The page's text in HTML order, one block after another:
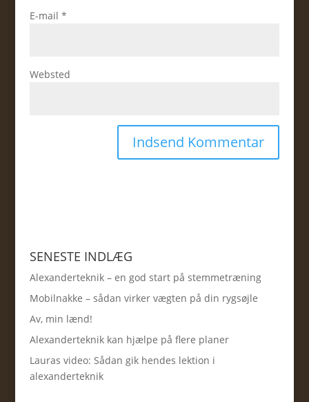
E-mail *
Websted
SENESTE INDLÆG
Alexanderteknik – en god start på stemmetræning
Mobilnakke – sådan virker vægten på din rygsøjle
Av, min lænd!
Alexanderteknik kan hjælpe på flere planer
Lauras video: Sådan gik hendes lektion i
alexanderteknik